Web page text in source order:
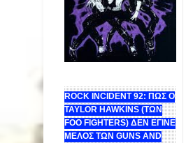
ROCK INCIDENT 92: ΠΩΣ Ο
TAYLOR HAWKINS (ΤΩΝ
FOO FIGHTERS) ΔΕΝ ΕΓΙΝΕ
ΜΕΛΟΣ ΤΩΝ GUNS AND